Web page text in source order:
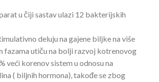
u čiji sastav ulazi 12 bakterijskih
deluju na gajene biljke na više
fazama utiču na bolji razvoj kotrenovog
veći korenov sistem u odnosu na
( biljnih hormona), takođe se zbog